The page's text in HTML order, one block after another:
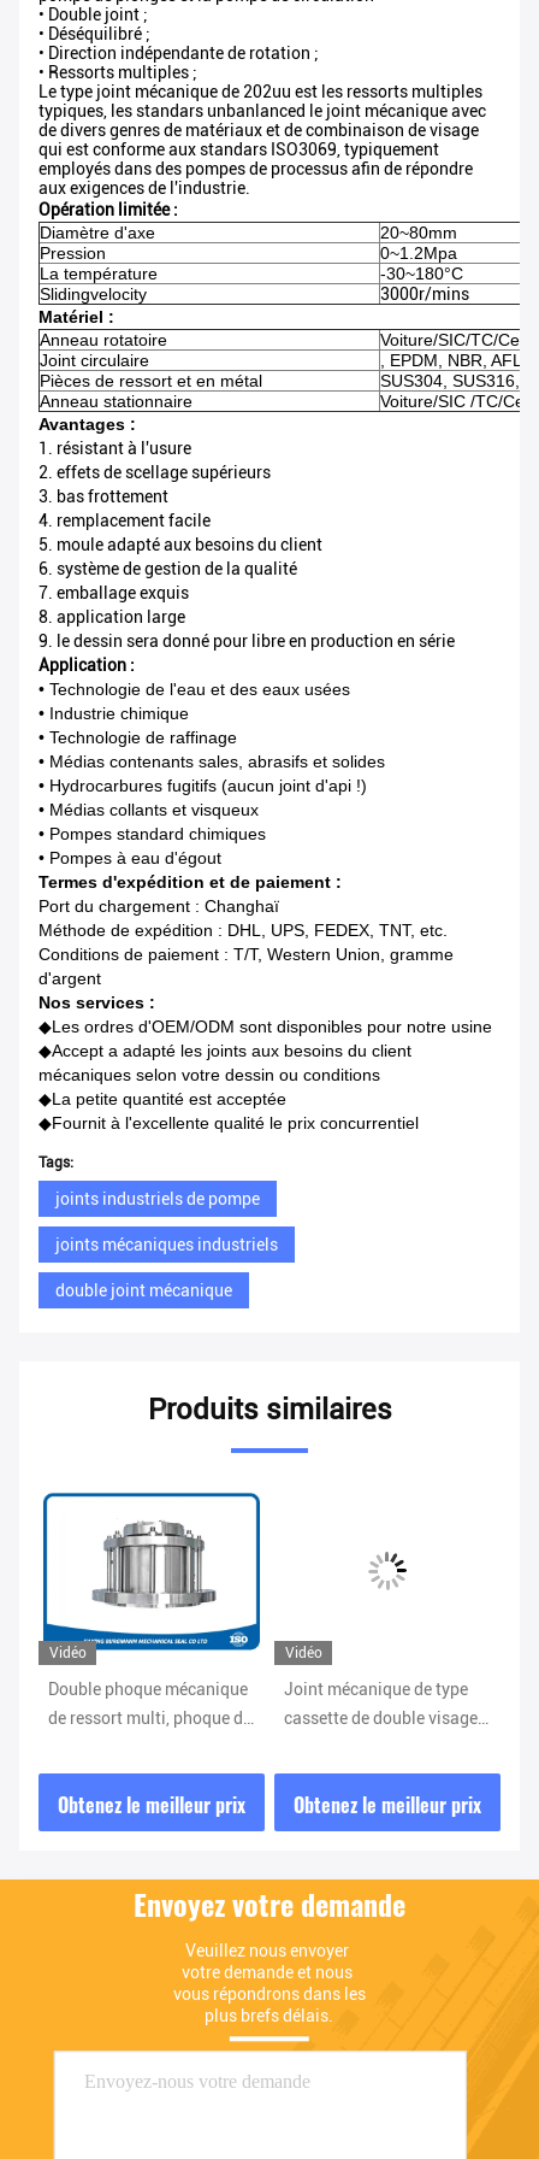
• Double joint ;
• Déséquilibré ;
• Direction indépendante de rotation ;
• Ressorts multiples ;
Le type joint mécanique de 202uu est les ressorts multiples
typiques, les standars unbanlanced le joint mécanique avec
de divers genres de matériaux et de combinaison de visage
qui est conforme aux standars ISO3069, typiquement
employés dans des pompes de processus afin de répondre
aux exigences de l'industrie.
Opération limitée :
Diamètre d'axe
20~80mm
Pression
0~1.2Mpa
La température
-30~180°C
Slidingvelocity
3000r/mins
Matériel :
Anneau rotatoire
Voiture/SIC/TC/Cer
Joint circulaire
, EPDM, NBR,
Pièces de ressort et en métal
SUS304, SUS316,
Anneau stationnaire
Voiture/SIC /TC/Cer
Avantages :
1. résistant à l'usure
2. effets de scellage supérieurs
3. bas frottement
4. remplacement facile
5. moule adapté aux besoins du client
6. système de gestion de la qualité
7. emballage exquis
8. application large
9. le dessin sera donné pour libre en production en série
Application :
• Technologie de l'eau et des eaux usées
• Industrie chimique
• Technologie de raffinage
• Médias contenants sales, abrasifs et solides
• Hydrocarbures fugitifs (aucun joint d'api !)
• Médias collants et visqueux
• Pompes standard chimiques
• Pompes à eau d'égout
Termes d'expédition et de paiement :
Port du chargement : Changhaï
Méthode de expédition : DHL, UPS, FEDEX, TNT, etc.
Conditions de paiement : T/T, Western Union, gramme
d'argent
Nos services :
◆Les ordres d'OEM/ODM sont disponibles pour notre usine
◆Accept a adapté les joints aux besoins du client
mécaniques selon votre dessin ou conditions
◆La petite quantité est acceptée
◆Fournit à l'excellente qualité le prix concurrentiel
Tags:
joints industriels de pompe
joints mécaniques industriels
double joint mécanique
Produits similaires
Vidéo
Double phoque mécanique
de ressort multi, phoque de
Lubricated
Obtenez le meilleur prix
Vidéo
Joint mécanique de type
cassette de double visage
Burgmann Cartex DN
Obtenez le meilleur prix
Envoyez votre demande
Veuillez nous envoyer
votre demande et nous
vous répondrons dans les
plus brefs délais.